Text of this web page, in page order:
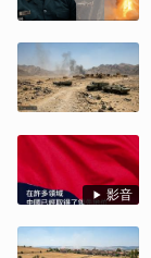
影音